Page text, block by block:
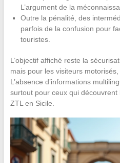
L’argument de la
Outre la pénalité, des
parfois de la confusion pour
touristes.
L’objectif affiché reste la
mais pour les visiteurs motorisés,
L’absence d’informations
surtout pour ceux qui
ZTL en Sicile.